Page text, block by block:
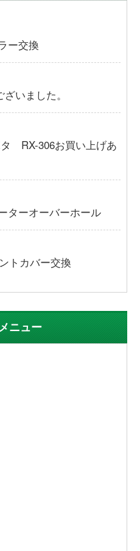
ー交換
いました。
RX-306お買い上げあ
ターオーバーホール
トカバー交換
ニュー